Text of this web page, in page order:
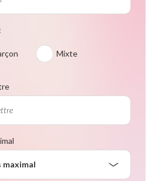
Mixte